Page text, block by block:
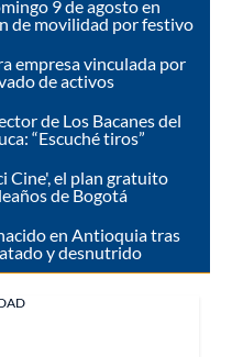
9 de agosto en
de movilidad por festivo
empresa vinculada por
de activos
de Los Bacanes del
“Escuché tiros”
Cine', el plan gratuito
de Bogotá
en Antioquia tras
y desnutrido